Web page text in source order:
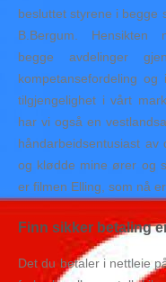
besluttet styrene i begge
B.Bergum.
begge avdelinger
kompetansefordeling
tilgjengelighet i vårt
har vi også en
håndarbeidsentusiast
og klødde mine ører og
er filmen Elling, som nå er
Finn sikker betaling
Det du betaler i nettleie